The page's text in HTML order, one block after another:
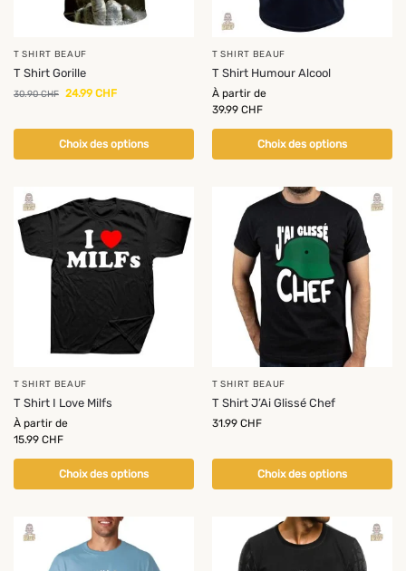
T SHIRT BEAUF
T Shirt Gorille
30.90CHF 24.99 CHF
Choix des options
T SHIRT BEAUF
T Shirt Humour Alcool
À partir de
39.99 CHF
Choix des options
T SHIRT BEAUF
T Shirt I Love Milfs
À partir de
15.99 CHF
Choix des options
T SHIRT BEAUF
T Shirt J’Ai Glissé Chef
31.99 CHF
Choix des options
-18%